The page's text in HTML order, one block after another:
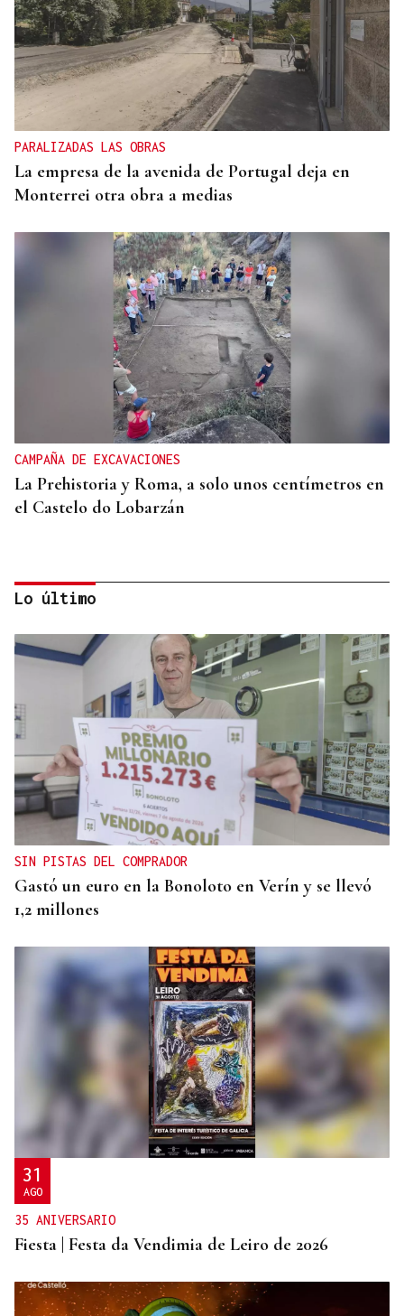
PARALIZADAS LAS OBRAS
La empresa de la avenida de Portugal deja en
Monterrei otra obra a medias
CAMPAÑA DE EXCAVACIONES
La Prehistoria y Roma, a solo unos centímetros en
el Castelo do Lobarzán
FACTORES ADVERSOS
La cosecha de Monterrei 2025 es calificada como
“excelente”
Lo último
SIN PISTAS DEL COMPRADOR
Gastó un euro en la Bonoloto en Verín y se llevó
1,2 millones
31
AGO
35 ANIVERSARIO
Fiesta | Festa da Vendimia de Leiro de 2026